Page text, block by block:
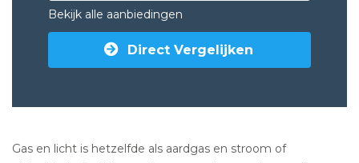
Bekijk alle aanbiedingen
Direct Vergelijken
Gas en licht is hetzelfde als aardgas en stroom of